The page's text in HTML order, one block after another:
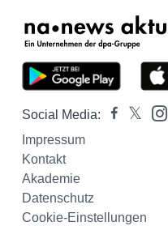
Social Media:
Impressum
Kontakt
Akademie
Datenschutz
Cookie-Einstellungen